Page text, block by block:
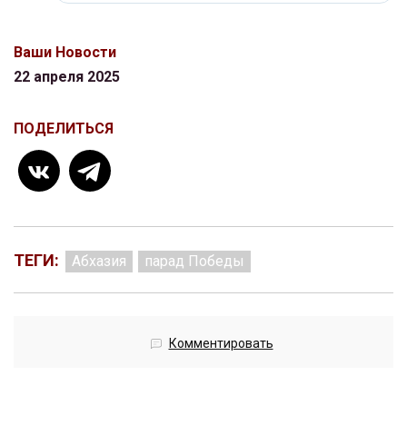
Ваши Новости
22 апреля 2025
ПОДЕЛИТЬСЯ
ТЕГИ: Абхазия парад Победы
Комментировать